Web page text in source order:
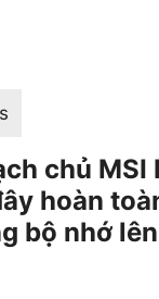
chủ MSI
hoàn
bộ nhớ